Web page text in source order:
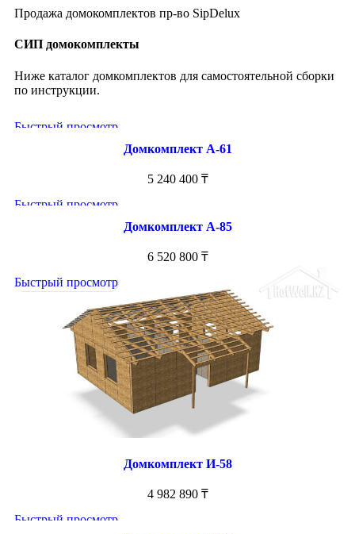
Продажа домокомплектов пр-во SipDelux
СИП домокомплекты
Ниже каталог домкомплектов для самостоятельной сборки
по инструкции.
Быстрый просмотр
Домкомплект А-61
5 240 400 ₸
Быстрый просмотр
Домкомплект А-85
6 520 800 ₸
Быстрый просмотр
Домкомплект И-58
4 982 890 ₸
Быстрый просмотр